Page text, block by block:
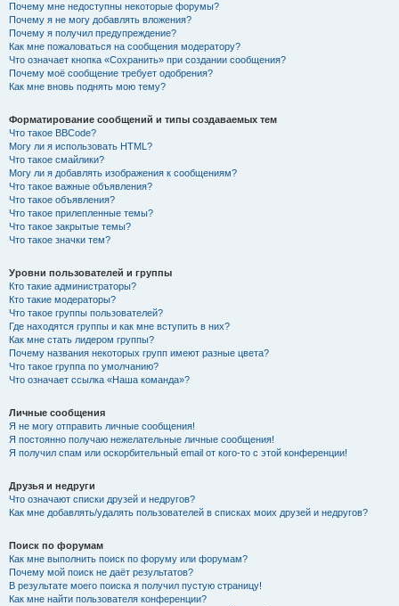
Почему мне недоступны некоторые форумы?
Почему я не могу добавлять вложения?
Почему я получил предупреждение?
Как мне пожаловаться на сообщения модератору?
Что означает кнопка «Сохранить» при создании сообщения?
Почему моё сообщение требует одобрения?
Как мне вновь поднять мою тему?
Форматирование сообщений и типы создаваемых тем
Что такое BBCode?
Могу ли я использовать HTML?
Что такое смайлики?
Могу ли я добавлять изображения к сообщениям?
Что такое важные объявления?
Что такое объявления?
Что такое прилепленные темы?
Что такое закрытые темы?
Что такое значки тем?
Уровни пользователей и группы
Кто такие администраторы?
Кто такие модераторы?
Что такое группы пользователей?
Где находятся группы и как мне вступить в них?
Как мне стать лидером группы?
Почему названия некоторых групп имеют разные цвета?
Что такое группа по умолчанию?
Что означает ссылка «Наша команда»?
Личные сообщения
Я не могу отправить личные сообщения!
Я постоянно получаю нежелательные личные сообщения!
Я получил спам или оскорбительный email от кого-то с этой конференции!
Друзья и недруги
Что означают списки друзей и недругов?
Как мне добавлять/удалять пользователей в списках моих друзей и недругов?
Поиск по форумам
Как мне выполнить поиск по форуму или форумам?
Почему мой поиск не даёт результатов?
В результате моего поиска я получил пустую страницу!
Как мне найти пользователя конференции?